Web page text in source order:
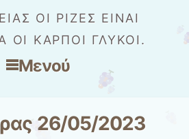
ΟΙ ΡΊΖΕΣ ΕΊΝΑΙ
ΟΙ ΚΑΡΠΟΊ ΓΛΥΚΟΊ.
Μενού
26/05/2023